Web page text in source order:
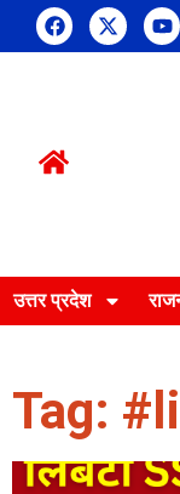
उत्तर प्रदेश
Tag: